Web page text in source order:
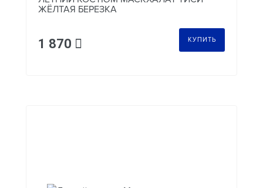
ЖЁЛТАЯ БЕРЕЗКА
1 870 КУПИТЬ